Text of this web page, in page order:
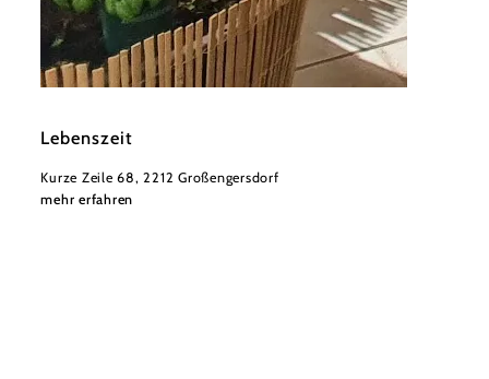
Lebenszeit
Kurze Zeile 68, 2212 Großengersdorf
mehr erfahren